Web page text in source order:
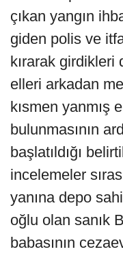
çıkan yangın
giden polis ve
kırarak
elleri arkadan
kısmen yanmış
bulunmasının
başlatıldığı
incelemeler
yanına depo
oğlu olan sanık
babasının